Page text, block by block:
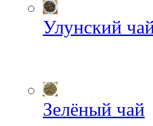
Улунский
Зелёный чай